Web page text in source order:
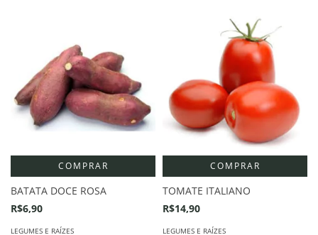
COMPRAR
BATATA DOCE ROSA
R$6,90
LEGUMES E RAÍZES
COMPRAR
TOMATE ITALIANO
R$14,90
LEGUMES E RAÍZES